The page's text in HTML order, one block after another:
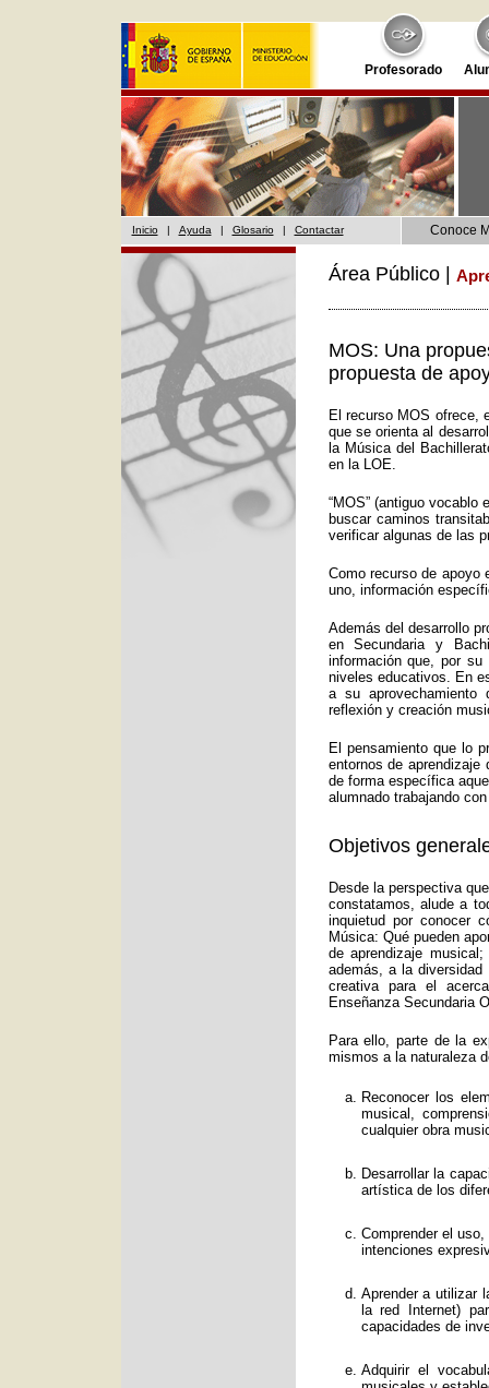
Profesorado
Inicio | Ayuda | Glosario | Contactar Conoce
Área Público |
MOS: Una
propuesta de
El recurso MOS ofrece,
que se orienta al
la Música del
en la LOE.
“MOS” (antiguo
buscar caminos
verificar algunas de las
Como recurso de
uno, información
Además del desarrollo
en Secundaria y
información que, por
niveles educativos. En
a su aprovechamiento
reflexión y creación
El pensamiento que lo
entornos de aprendizaje
de forma específica
alumnado trabajando
Objetivos
Desde la perspectiva
constatamos, alude a
inquietud por conocer
Música: Qué pueden
de aprendizaje
además, a la
creativa para el
Enseñanza Secundaria
Para ello, parte de la
mismos a la naturaleza
Reconocer los
musical,
cualquier obra
Desarrollar la
artística de los
Comprender el
intenciones
Aprender a utilizar
la red Internet)
capacidades de
Adquirir el